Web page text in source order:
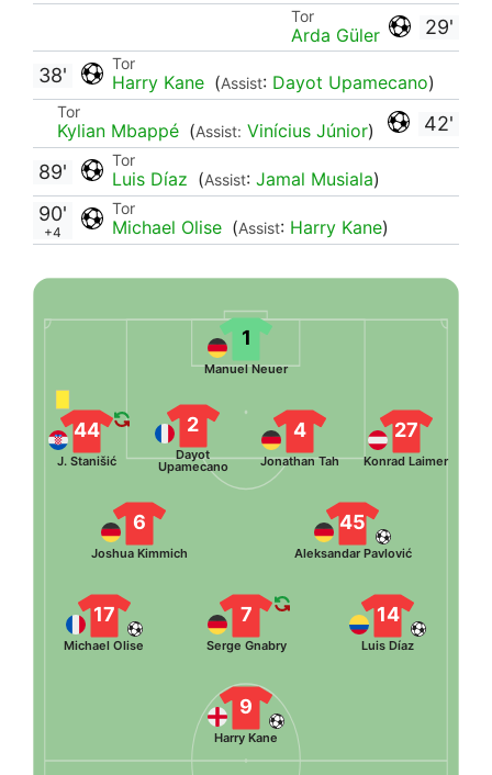
29'
Tor
Arda Güler
Tor
Harry Kane (Assist: Dayot Upamecano)
38'
42'
Tor
Kylian Mbappé (Assist: Vinícius Júnior)
Tor
Luis Díaz (Assist: Jamal Musiala)
89'
Tor
Michael Olise (Assist: Harry Kane)
90'
+4
1
Manuel Neuer
27
Konrad Laimer
4
Jonathan Tah
2
Dayot
Upamecano
44
J. Stanišić
45
Aleksandar Pavlović
6
Joshua Kimmich
14
Luis Díaz
7
Serge Gnabry
17
Michael Olise
9
Harry Kane